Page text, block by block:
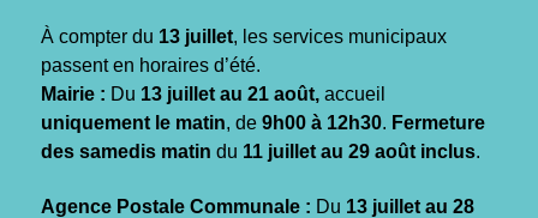
À compter du 13 juillet, les services municipaux
passent en horaires d’été.
Mairie : Du 13 juillet au 21 août, accueil
uniquement le matin, de 9h00 à 12h30. Fermeture
des samedis matin du 11 juillet au 29 août inclus.
Agence Postale Communale : Du 13 juillet au 28